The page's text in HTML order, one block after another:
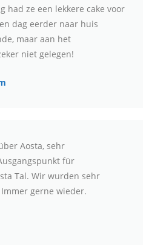
had ze een lekkere cake voor
dag eerder naar huis
maar aan het
niet gelegen!
Aosta, sehr
für
Tal. Wir wurden sehr
gerne wieder.